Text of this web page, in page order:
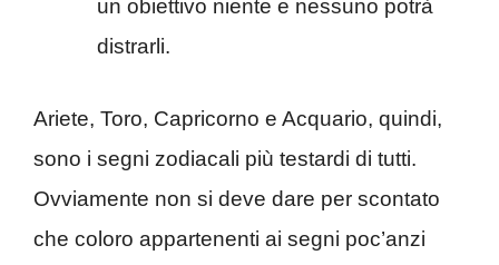
un obiettivo niente e nessuno potrà
distrarli.
Ariete, Toro, Capricorno e Acquario, quindi,
sono i segni zodiacali più testardi di tutti.
Ovviamente non si deve dare per scontato
che coloro appartenenti ai segni poc’anzi